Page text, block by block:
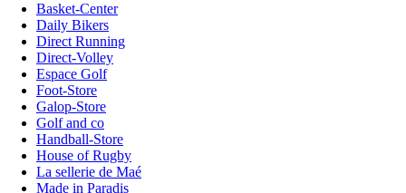
Basket-Center
Daily Bikers
Direct Running
Direct-Volley
Espace Golf
Foot-Store
Galop-Store
Golf and co
Handball-Store
House of Rugby
La sellerie de Maé
Made in Paradis